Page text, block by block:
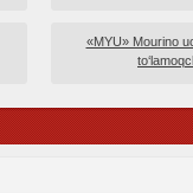
«MYU» Mourino